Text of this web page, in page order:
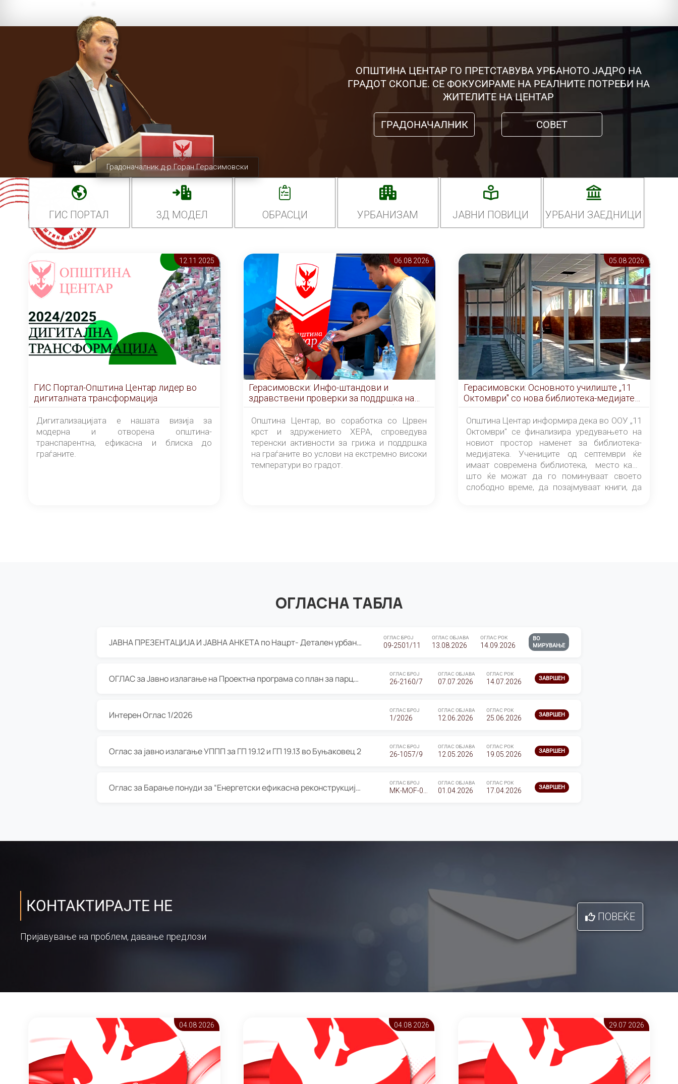
Градоначалник д-р Горан Герасимовски
ОПШТИНА ЦЕНТАР ГО ПРЕТСТАВУВА УРБАНОТО ЈАДРО НА
ГРАДОТ СКОПЈЕ. СЕ ФОКУСИРАМЕ НА РЕАЛНИТЕ ПОТРЕБИ НА
ЖИТЕЛИТЕ НА ЦЕНТАР
ГРАДОНАЧАЛНИК СОВЕТ
ГИС ПОРТАЛ 3Д МОДЕЛ ОБРАСЦИ УРБАНИЗАМ ЈАВНИ ПОВИЦИ УРБАНИ ЗАЕДНИЦИ
12.11 2025
ГИС Портал-Општина Центар лидер во
дигиталната трансформација
Дигитализацијата е нашата визија за
модерна и отворена општина-
транспарентна, ефикасна и блиска до
граѓаните.
06.08 2026
Герасимовски: Инфо-штандови и
здравствени проверки за поддршка на
граѓаните во услови на топлотен бран
Општина Центар, во соработка со Црвен
крст и здружението ХЕРА, спроведува
теренски активности за грижа и поддршка
на граѓаните во услови на екстремно високи
температури во градот.
05.08 2026
Герасимовски: Основното училиште „11
Октомври" со нова библиотека-медијатека
од септември
Општина Центар информира дека во ООУ „11
Октомври" се финализира уредувањето на
новиот простор наменет за библиотека-
медијатека. Учениците од септември ќе
имаат современа библиотека, место каде
што ќе можат да го поминуваат своето
слободно време, да позајмуваат книги, да
ОГЛАСНА ТАБЛА
ЈАВНА ПРЕЗЕНТАЦИЈА И ЈАВНА АНКЕТА по Нацрт- Детален урбанистички план Градска четврт Ј 05- Барутана, Општина Центар- Скопје, плански период 2025-2030 ОГЛАС БРОЈ
09-2501/11
ОГЛАС ОБЈАВА
13.08.2026
ОГЛАС РОК
14.09.2026
ВО
МИРУВАЊЕ
ОГЛАС за Јавно излагање на Проектна програма со план за парцелација за Урбанистички проект со план за парцелација за спојување на ГП 20.12 и ГП 20.37 од Изменување и дополнување на Детален урбанистички план Буњаковец 2, Општина Центар – Скопје ОГЛАС БРОЈ
26-2160/7
ОГЛАС ОБЈАВА
07.07.2026
ОГЛАС РОК
14.07.2026 ЗАВРШЕН
Интерен Оглас 1/2026 ОГЛАС БРОЈ
1/2026
ОГЛАС ОБЈАВА
12.06.2026
ОГЛАС РОК
25.06.2026 ЗАВРШЕН
Оглас за јавно излагање УППП за ГП 19.12 и ГП 19.13 во Буњаковец 2 ОГЛАС БРОЈ
26-1057/9
ОГЛАС ОБЈАВА
12.05.2026
ОГЛАС РОК
19.05.2026 ЗАВРШЕН
Оглас за Барање понуди за “Енергетски ефикасна реконструкција на објектот ООУ „Св. Кирил и Методиј" ОГЛАС БРОЈ ОГЛАС ОБЈАВА
01.04.2026
ОГЛАС РОК
17.04.2026 ЗАВРШЕН
КОНТАКТИРАЈТЕ НЕ
Пријавување на проблем, давање предлози
ПОВЕЌЕ
04.08 2026 04.08 2026 29.07 2026